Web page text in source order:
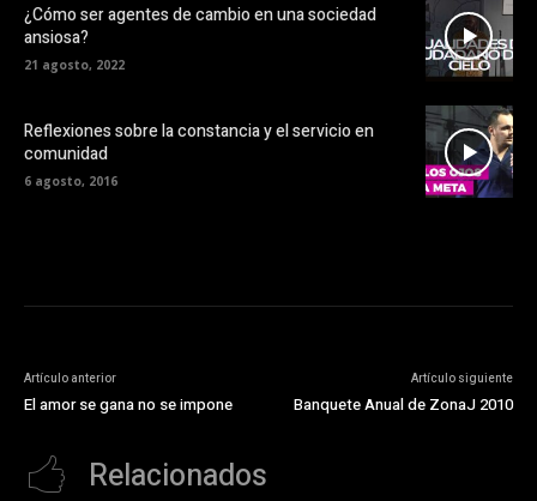
¿Cómo ser agentes de cambio en una sociedad
ansiosa?
21 agosto, 2022
Reflexiones sobre la constancia y el servicio en
comunidad
6 agosto, 2016
Artículo anterior
El amor se gana no se impone
Artículo siguiente
Banquete Anual de ZonaJ 2010
Relacionados